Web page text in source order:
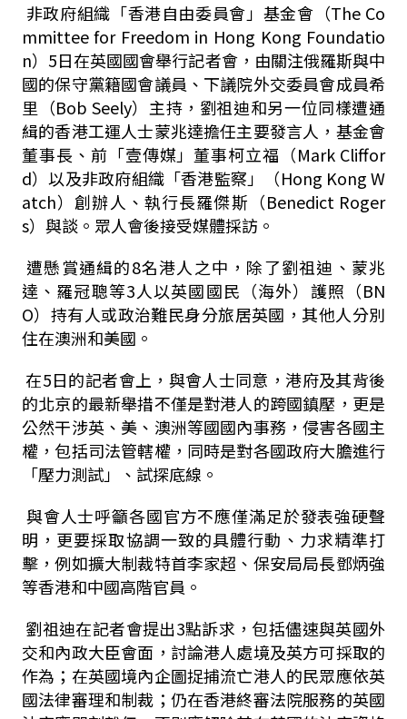
非政府組織「香港自由委員會」基金會（The Co
mmittee for Freedom in Hong Kong Foundatio
n）5日在英國國會舉行記者會，由關注俄羅斯與中
國的保守黨籍國會議員、下議院外交委員會成員希
里（Bob Seely）主持，劉祖迪和另一位同樣遭通
緝的香港工運人士蒙兆達擔任主要發言人，基金會
董事長、前「壹傳媒」董事柯立福（Mark Cliffor
d）以及非政府組織「香港監察」（Hong Kong W
atch）創辦人、執行長羅傑斯（Benedict Roger
s）與談。眾人會後接受媒體採訪。
遭懸賞通緝的8名港人之中，除了劉祖迪、蒙兆
達、羅冠聰等3人以英國國民（海外）護照（BN
O）持有人或政治難民身分旅居英國，其他人分別
住在澳洲和美國。
在5日的記者會上，與會人士同意，港府及其背後
的北京的最新舉措不僅是對港人的跨國鎮壓，更是
公然干涉英、美、澳洲等國國內事務，侵害各國主
權，包括司法管轄權，同時是對各國政府大膽進行
「壓力測試」、試探底線。
與會人士呼籲各國官方不應僅滿足於發表強硬聲
明，更要採取協調一致的具體行動、力求精準打
擊，例如擴大制裁特首李家超、保安局局長鄧炳強
等香港和中國高階官員。
劉祖迪在記者會提出3點訴求，包括儘速與英國外
交和內政大臣會面，討論港人處境及英方可採取的
作為；在英國境內企圖捉捕流亡港人的民眾應依英
國法律審理和制裁；仍在香港終審法院服務的英國